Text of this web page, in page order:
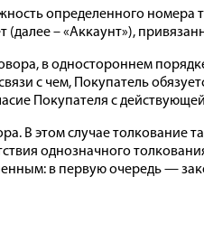
определенного номера
– «Аккаунт»),
в одностороннем
с чем, Покупатель
Покупателя с
В этом случае толкование
однозначного
в первую очередь —